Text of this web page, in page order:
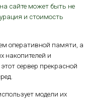
сайте может быть не
и стоимость
оперативной памяти, а
накопителей и
сервер прекрасной
модели их